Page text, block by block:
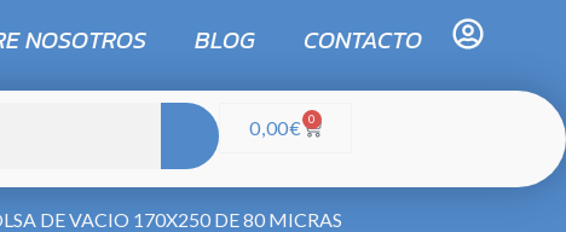
NOSOTROS BLOG CONTACTO
0,00€ 0
DE VACIO 170X250 DE 80 MICRAS